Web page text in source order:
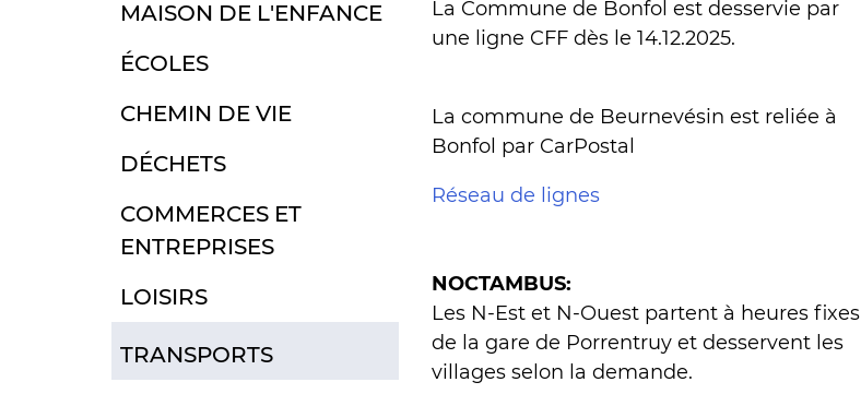
MAISON DE L'ENFANCE
ÉCOLES
CHEMIN DE VIE
DÉCHETS
COMMERCES ET
ENTREPRISES
LOISIRS
TRANSPORTS
La Commune de Bonfol est desservie par
une ligne CFF dès le 14.12.2025.
La commune de Beurnevésin est reliée à
Bonfol par CarPostal
Réseau de lignes
NOCTAMBUS:
Les N-Est et N-Ouest partent à heures fixes
de la gare de Porrentruy et desservent les
villages selon la demande.